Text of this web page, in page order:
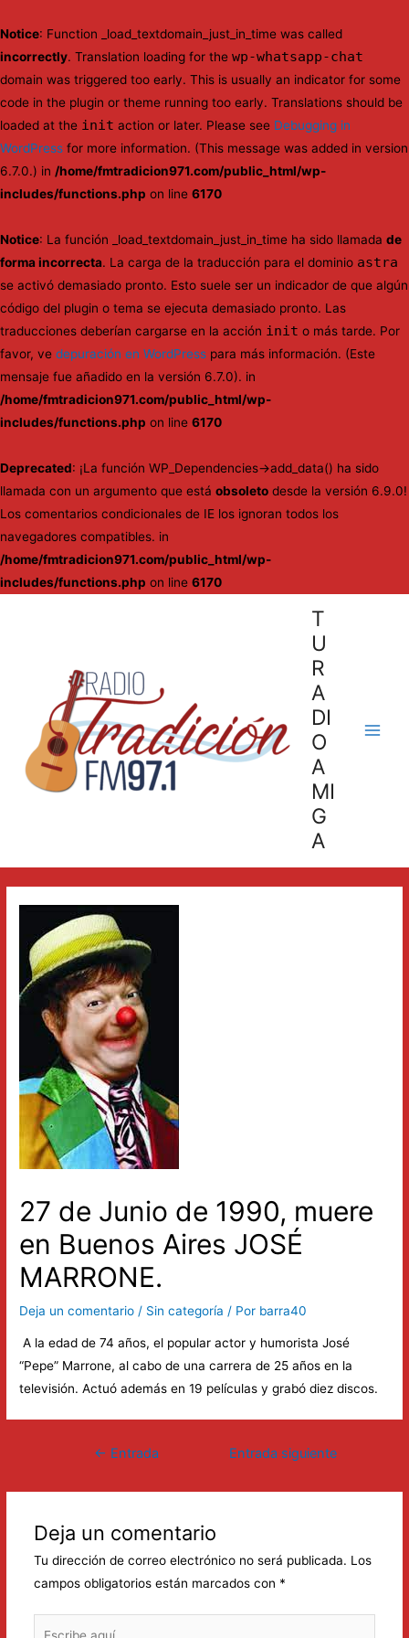
Notice: Function _load_textdomain_just_in_time was called
incorrectly. Translation loading for the wp-whatsapp-chat
domain was triggered too early. This is usually an indicator for some
code in the plugin or theme running too early. Translations should be
loaded at the init action or later. Please see Debugging in
WordPress for more information. (This message was added in version
6.7.0.) in /home/fmtradicion971.com/public_html/wp-
includes/functions.php on line 6170
Notice: La función _load_textdomain_just_in_time ha sido llamada de
forma incorrecta. La carga de la traducción para el dominio astra
se activó demasiado pronto. Esto suele ser un indicador de que algún
código del plugin o tema se ejecuta demasiado pronto. Las
traducciones deberían cargarse en la acción init o más tarde. Por
favor, ve depuración en WordPress para más información. (Este
mensaje fue añadido en la versión 6.7.0). in
/home/fmtradicion971.com/public_html/wp-
includes/functions.php on line 6170
Deprecated: ¡La función WP_Dependencies->add_data() ha sido
llamada con un argumento que está obsoleto desde la versión 6.9.0!
Los comentarios condicionales de IE los ignoran todos los
navegadores compatibles. in
/home/fmtradicion971.com/public_html/wp-
includes/functions.php on line 6170
T
U
R
A
DI
O
A
MI
G
A
27 de Junio de 1990, muere
en Buenos Aires JOSÉ
MARRONE.
Deja un comentario / Sin categoría / Por barra40
A la edad de 74 años, el popular actor y humorista José
“Pepe” Marrone, al cabo de una carrera de 25 años en la
televisión. Actuó además en 19 películas y grabó diez discos.
Navegación
entradas
← Entrada
Entrada siguiente
Deja un comentario
Tu dirección de correo electrónico no será publicada. Los
campos obligatorios están marcados con *